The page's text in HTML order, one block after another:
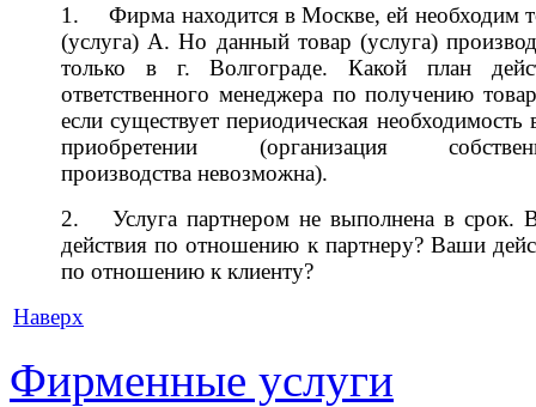
1.
Фирма находится в Москве, ей необходим
(услуга) А. Но данный товар (услуга)
только в г. Волгограде. Какой план
ответственного менеджера по получению
если существует периодическая необходимость
приобретении (организация
производства невозможна).
2.
Услуга партнером не выполнена в срок.
действия по отношению к партнеру? Ваши
по отношению к клиенту?
Наверх
Фирменные услуги